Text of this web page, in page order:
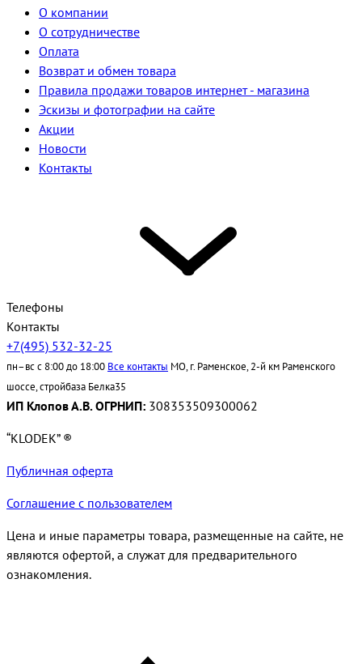
О компании
О сотрудничестве
Оплата
Возврат и обмен товара
Правила продажи товаров интернет - магазина
Эскизы и фотографии на сайте
Акции
Новости
Контакты
Телефоны
Контакты
+7(495) 532-32-25
пн–вс с 8:00 до 18:00 Все контакты МО, г. Раменское, 2-й км Раменского
шоссе, стройбаза Белка35
ИП Клопов А.В. ОГРНИП: 308353509300062
“KLODEK” ®
Публичная оферта
Соглашение с пользователем
Цена и иные параметры товара, размещенные на сайте, не
являются офертой, а служат для предварительного
ознакомления.